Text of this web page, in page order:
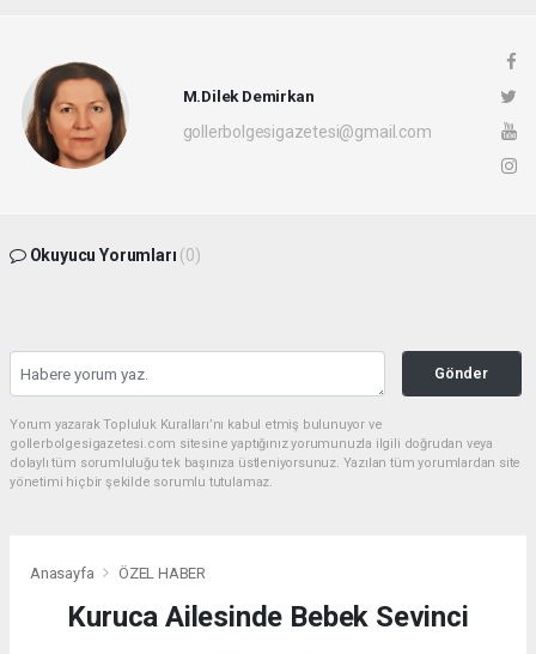
M.Dilek Demirkan
gollerbolgesigazetesi@gmail.com
Okuyucu Yorumları (0)
Gönder
Yorum yazarak Topluluk Kuralları’nı kabul etmiş bulunuyor ve
gollerbolgesigazetesi.com sitesine yaptığınız yorumunuzla ilgili doğrudan veya
dolaylı tüm sorumluluğu tek başınıza üstleniyorsunuz. Yazılan tüm yorumlardan site
yönetimi hiçbir şekilde sorumlu tutulamaz.
Anasayfa ÖZEL HABER
Kuruca Ailesinde Bebek Sevinci